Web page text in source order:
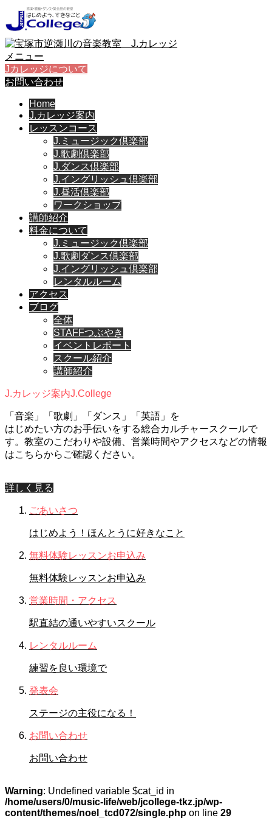
メニュー
Jカレッジについて
お問い合わせ
Home
J.カレッジ案内
レッスンコース
J.ミュージック倶楽部
J.歌劇倶楽部
J.ダンス倶楽部
J.イングリッシュ倶楽部
J.昼活倶楽部
ワークショップ
講師紹介
料金について
J.ミュージック倶楽部
J.歌劇ダンス倶楽部
J.イングリッシュ倶楽部
レンタルルーム
アクセス
ブログ
全体
STAFFつぶやき
イベントレポート
スクール紹介
講師紹介
J.カレッジ案内J.College
「音楽」「歌劇」「ダンス」「英語」を
はじめたい方のお手伝いをする総合カルチャースクールで
す。教室のこだわりや設備、営業時間やアクセスなどの情報
はこちらからご確認ください。
詳しく見る
ごあいさつ
はじめよう！ほんとうに好きなこと
無料体験レッスンお申込み
無料体験レッスンお申込み
営業時間・アクセス
駅直結の通いやすいスクール
レンタルルーム
練習を良い環境で
発表会
ステージの主役になる！
お問い合わせ
お問い合わせ
Warning: Undefined variable $cat_id in
/home/users/0/music-life/web/jcollege-tkz.jp/wp-
content/themes/noel_tcd072/single.php on line 29